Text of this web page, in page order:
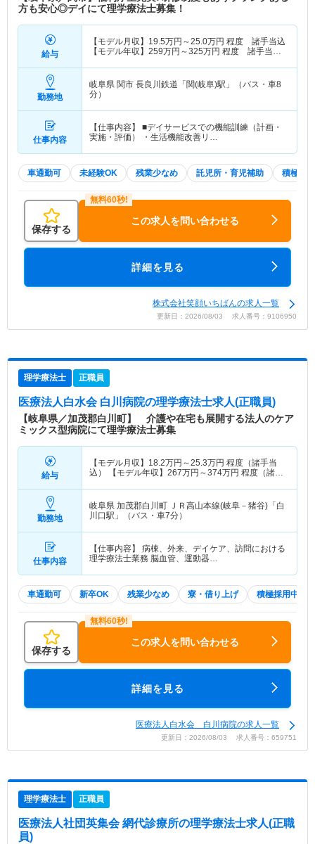
方も安心◎デイにて理学療法士募集！
給与
【モデル月収】 19.5万円～25.0万円 程度 諸手当込
【モデル年収】 259万円～325万円 程度 諸手当
勤務地
岐阜県 関市 長良川鉄道「関(岐阜)駅」（バス・車8
分）
仕事内容
【仕事内容】 ■デイサービスでの機能訓練（計画・
実施・評価） ・生活機能改善リ…
車通勤可 未経験OK 残業少なめ 託児所・育児補助 積極採
保存する
この求人を問い合わせる
詳細を見る
株式会社笑顔いちばんの求人一覧
更新日：2026/08/03 求人番号：9106950
理学療法士 正職員
医療法人白水会 白川病院の理学療法士求人(正職員)
【岐阜県／加茂郡白川町】 介護や在宅も展開する法人のケア
ミックス型病院にて理学療法士募集
給与
【モデル月収】 18.2万円～25.3万円 程度（諸手当
込） 【モデル年収】 267万円～374万円 程度（諸手
勤務地
岐阜県 加茂郡白川町 ＪＲ高山本線(岐阜－猪谷)「白
川口駅」（バス・車7分）
仕事内容
【仕事内容】 病棟、外来、デイケア、訪問における
理学療法士業務 脳血管、運動器…
車通勤可 新卒OK 残業少なめ 寮・借り上げ 積極採用中
保存する
この求人を問い合わせる
詳細を見る
医療法人白水会 白川病院の求人一覧
更新日：2026/08/03 求人番号：659751
理学療法士 正職員
医療法人社団英集会 網代診療所の理学療法士求人(正職
員)